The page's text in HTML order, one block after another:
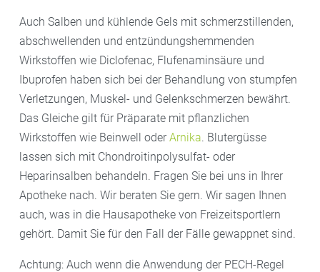
Auch Salben und kühlende Gels mit schmerzstillenden,
abschwellenden und entzündungshemmenden
Wirkstoffen wie Diclofenac, Flufenaminsäure und
Ibuprofen haben sich bei der Behandlung von stumpfen
Verletzungen, Muskel- und Gelenkschmerzen bewährt.
Das Gleiche gilt für Präparate mit pflanzlichen
Wirkstoffen wie Beinwell oder Arnika. Blutergüsse
lassen sich mit Chondroitinpolysulfat- oder
Heparinsalben behandeln. Fragen Sie bei uns in Ihrer
Apotheke nach. Wir beraten Sie gern. Wir sagen Ihnen
auch, was in die Hausapotheke von Freizeitsportlern
gehört. Damit Sie für den Fall der Fälle gewappnet sind.
Achtung: Auch wenn die Anwendung der PECH-Regel